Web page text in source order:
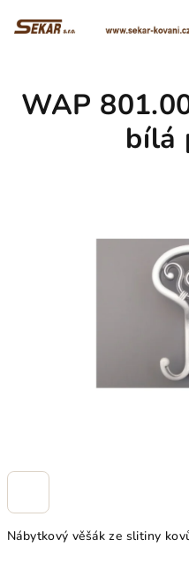
Nábytkový věšák ze slitiny
WAP
bílá